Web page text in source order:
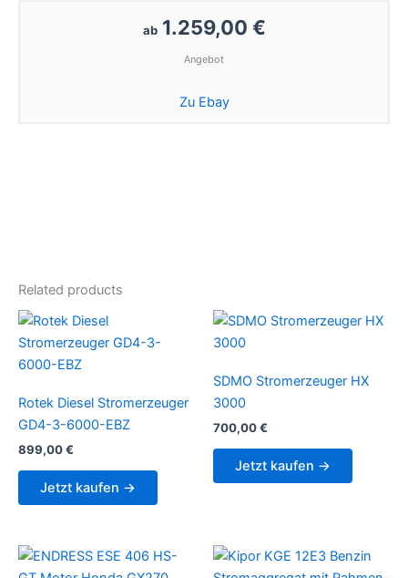
ab1.259,00 €
Angebot
Zu Ebay
Related products
Rotek Diesel Stromerzeuger
GD4-3-6000-EBZ
899,00€
Jetzt kaufen →
SDMO Stromerzeuger HX
3000
700,00€
Jetzt kaufen →